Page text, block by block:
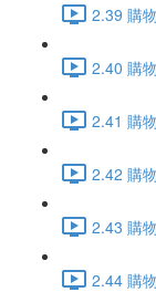
2.39 購
2.40 購
2.41 購
2.42 購
2.43 購
2.44 購